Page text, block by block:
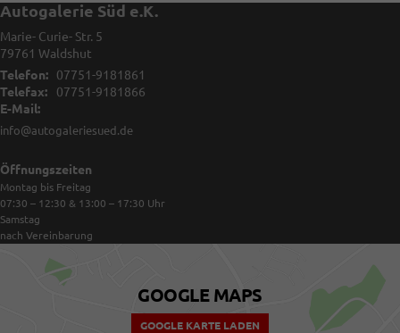
Autogalerie Süd e.K.
Marie- Curie- Str. 5
79761 Waldshut
Telefon:
07751-9181861
Telefax:
07751-9181866
E-Mail:
info@autogaleriesued.de
Öffnungszeiten
Montag bis Freitag
07:30 – 12:30 & 13:00 – 17:30 Uhr
Samstag
nach Vereinbarung
GOOGLE MAPS
GOOGLE KARTE LADEN